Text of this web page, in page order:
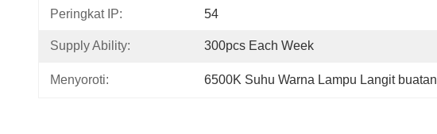
Peringkat IP: 54
Supply Ability: 300pcs Each Week
Menyoroti: 6500K Suhu Warna Lampu Langit buatan